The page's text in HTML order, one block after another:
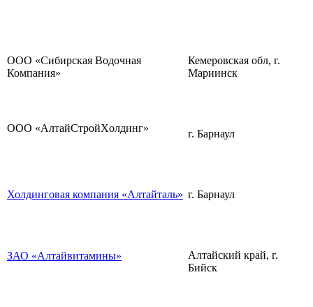
ООО «Сибирская Водочная
Компания»
Кемеровская обл, г.
Мариинск
ООО «AлтaйCтpoйХoлдинг» г. Барнаул
Холдинговая компания «Алтайталь» г. Барнаул
ЗАО «Алтайвитамины»
Алтайский край, г.
Бийск